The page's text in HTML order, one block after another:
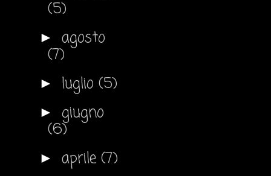
(5)
► agosto
(7)
► luglio (5)
► giugno
(6)
► aprile (7)